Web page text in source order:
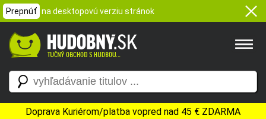
Prepnúť na desktopovú verziu stránok
Doprava Kuriérom/platba vopred nad 45 € ZDARMA